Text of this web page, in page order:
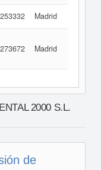
253332 Madrid
273672 Madrid
2000 S.L.
de